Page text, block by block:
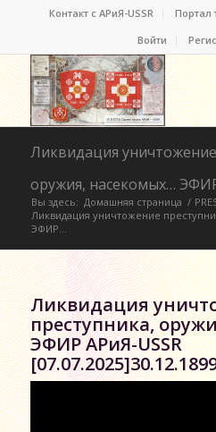
Контакт c АРиЯ-USSR
Портал
Войти
Ликвидация
оружия, насекомых…
Вы здесь: Домашняя страница /
Ликвидация уничтожение
ЭФИР...
Ликвидация
преступника,
ЭФИР АРиЯ-USSR